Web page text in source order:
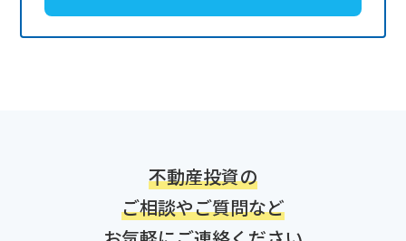
不動産投資の
ご相談やご質問など